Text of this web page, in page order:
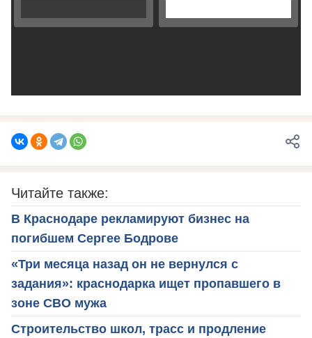
Читайте также:
В Краснодаре рекламируют бизнес на
погибшем Сергее Бодрове
«Три месяца назад он не вернулся с
задания»: краснодарка ищет пропавшего в
зоне СВО мужа
Строительство школ, трасс и продление